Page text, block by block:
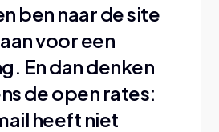
ben naar de site
voor een
En dan denken
de open rates:
heeft niet